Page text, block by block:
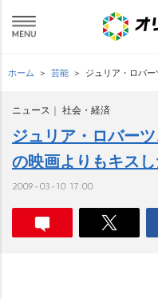
ホーム 芸能 ジュリア・ロバ
ニュース 社会・経済
ジュリア・ロバー
の映画よりもキスし
2009-03-10 17:00